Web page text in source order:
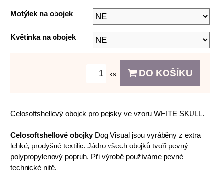
Motýlek na obojek
Květinka na obojek
ks DO KOŠÍKU
Celosoftshellový obojek pro pejsky ve vzoru WHITE SKULL.
Celosoftshellové obojky Dog Visual jsou vyráběny z extra
lehké, prodyšné textilie. Jádro všech obojků tvoří pevný
polypropylenový popruh. Při výrobě používáme pevné
technické nitě.